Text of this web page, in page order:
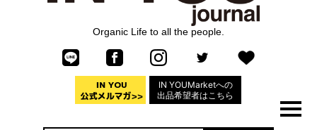
Organic Life to all the people.
IN YOUMarketへの
出品希望者はこちら